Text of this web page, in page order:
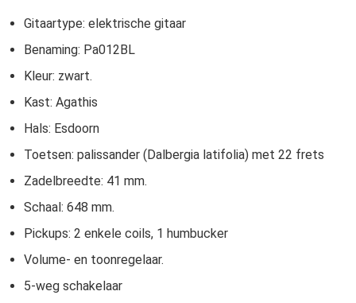
Gitaartype: elektrische gitaar
Benaming: Pa012BL
Kleur: zwart.
Kast: Agathis
Hals: Esdoorn
Toetsen: palissander (Dalbergia latifolia) met 22 frets
Zadelbreedte: 41 mm.
Schaal: 648 mm.
Pickups: 2 enkele coils, 1 humbucker
Volume- en toonregelaar.
5-weg schakelaar